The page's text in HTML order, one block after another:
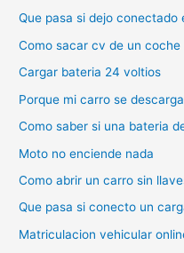
Que pasa si dejo conectado
Como sacar cv de un coche
Cargar bateria 24 voltios
Porque mi carro se
Como saber si una bateria
Moto no enciende nada
Como abrir un carro sin
Que pasa si conecto un
Matriculacion vehicular